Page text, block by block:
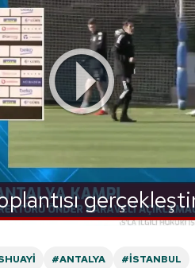
Korunması Kanunu uyarınca
çerezlerle ilgili bilgi almak
#ANTALYA #İSTANBUL